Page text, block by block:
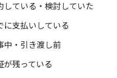
している・検討していた
に支払いしている
中・引き渡し前
が残っている